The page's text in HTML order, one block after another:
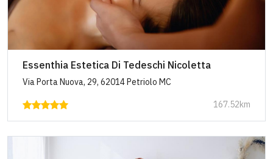
Essenthia Estetica Di Tedeschi Nicoletta
Via Porta Nuova, 29, 62014 Petriolo MC
167.52km